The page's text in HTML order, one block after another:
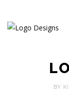
BY